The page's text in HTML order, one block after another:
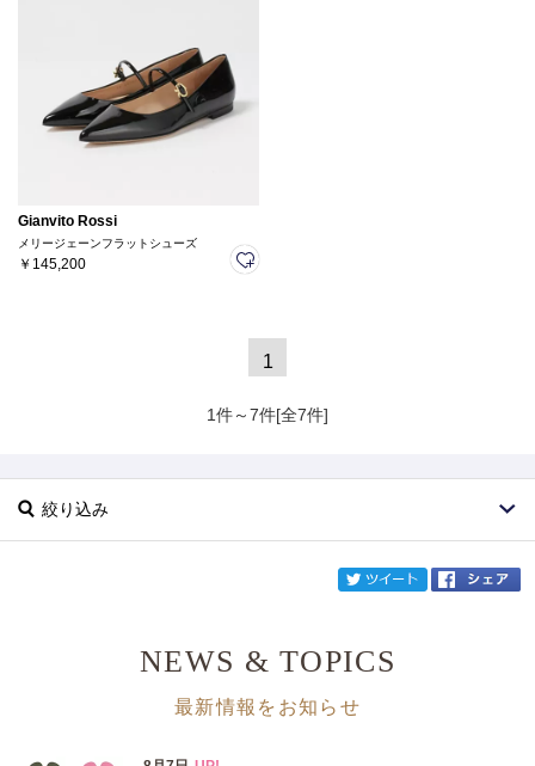
Gianvito Rossi
メリージェーンフラットシューズ
￥145,200
1
1件～7件[全7件]
絞り込み
NEWS & TOPICS
最新情報をお知らせ